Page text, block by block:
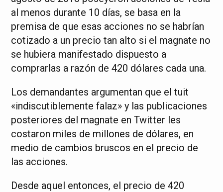
al menos durante 10 días, se basa en la
premisa de que esas acciones no se habrían
cotizado a un precio tan alto si el magnate no
se hubiera manifestado dispuesto a
comprarlas a razón de 420 dólares cada una.
Los demandantes argumentan que el tuit
«indiscutiblemente falaz» y las publicaciones
posteriores del magnate en Twitter les
costaron miles de millones de dólares, en
medio de cambios bruscos en el precio de
las acciones.
Desde aquel entonces, el precio de 420